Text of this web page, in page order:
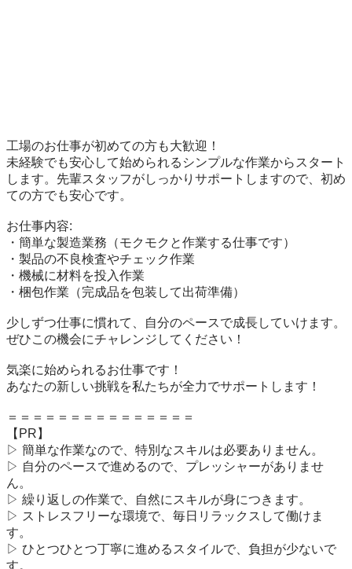
工場のお仕事が初めての方も大歓迎！
未経験でも安心して始められるシンプルな作業からスタート
します。先輩スタッフがしっかりサポートしますので、初め
ての方でも安心です。
お仕事内容:
・簡単な製造業務（モクモクと作業する仕事です）
・製品の不良検査やチェック作業
・機械に材料を投入作業
・梱包作業（完成品を包装して出荷準備）
少しずつ仕事に慣れて、自分のペースで成長していけます。
ぜひこの機会にチャレンジしてください！
気楽に始められるお仕事です！
あなたの新しい挑戦を私たちが全力でサポートします！
＝＝＝＝＝＝＝＝＝＝＝＝＝＝＝
【PR】
▷ 簡単な作業なので、特別なスキルは必要ありません。
▷ 自分のペースで進めるので、プレッシャーがありませ
ん。
▷ 繰り返しの作業で、自然にスキルが身につきます。
▷ ストレスフリーな環境で、毎日リラックスして働けま
す。
▷ ひとつひとつ丁寧に進めるスタイルで、負担が少ないで
す。